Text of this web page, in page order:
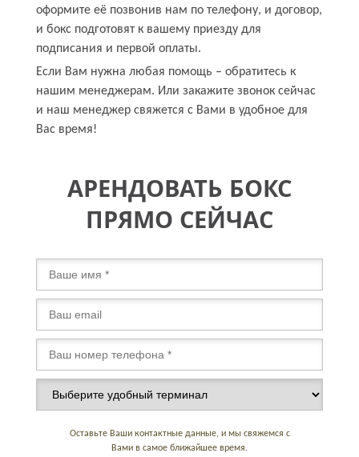
оформите её позвонив нам по телефону, и договор,
и бокс подготовят к вашему приезду для
подписания и первой оплаты.
Если Вам нужна любая помощь – обратитесь к
нашим менеджерам. Или закажите звонок сейчас
и наш менеджер свяжется с Вами в удобное для
Вас время!
АРЕНДОВАТЬ БОКС
ПРЯМО СЕЙЧАС
Оставьте Ваши контактные данные, и мы свяжемся с
Вами в самое ближайшее время.